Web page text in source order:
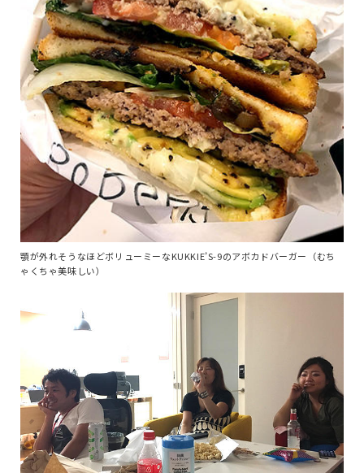
顎が外れそうなほどボリューミーなKUKKIE’S-9のアボカドバーガー（むち
ゃくちゃ美味しい）